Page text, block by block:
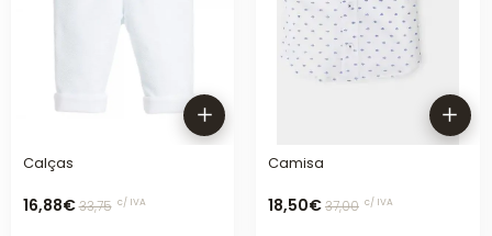
Calças
16,88€33,75 c/ IVA
Camisa
18,50€37,00 c/ IVA